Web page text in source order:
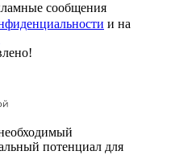
сообщения
и на
потенциал для